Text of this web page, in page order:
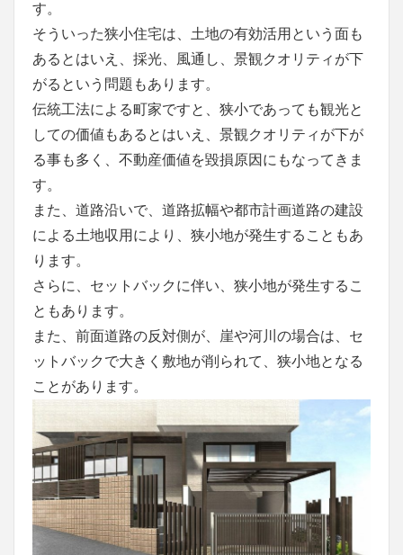
す。
そういった狭小住宅は、土地の有効活用という面も
あるとはいえ、採光、風通し、景観クオリティが下
がるという問題もあります。
伝統工法による町家ですと、狭小であっても観光と
しての価値もあるとはいえ、景観クオリティが下が
る事も多く、不動産価値を毀損原因にもなってきま
す。
また、道路沿いで、道路拡幅や都市計画道路の建設
による土地収用により、狭小地が発生することもあ
ります。
さらに、セットバックに伴い、狭小地が発生するこ
ともあります。
また、前面道路の反対側が、崖や河川の場合は、セ
ットバックで大きく敷地が削られて、狭小地となる
ことがあります。